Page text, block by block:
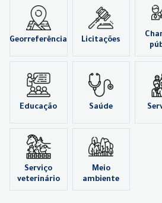
Georreferência Licitações
Educação Saúde
Serviço
veterinário
Meio
ambiente